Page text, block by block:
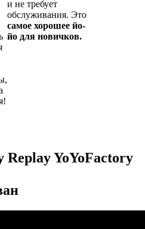
и не требует
обслуживания. Это
самое хорошее йо-
йо для новичков.
Replay YoYoFactory